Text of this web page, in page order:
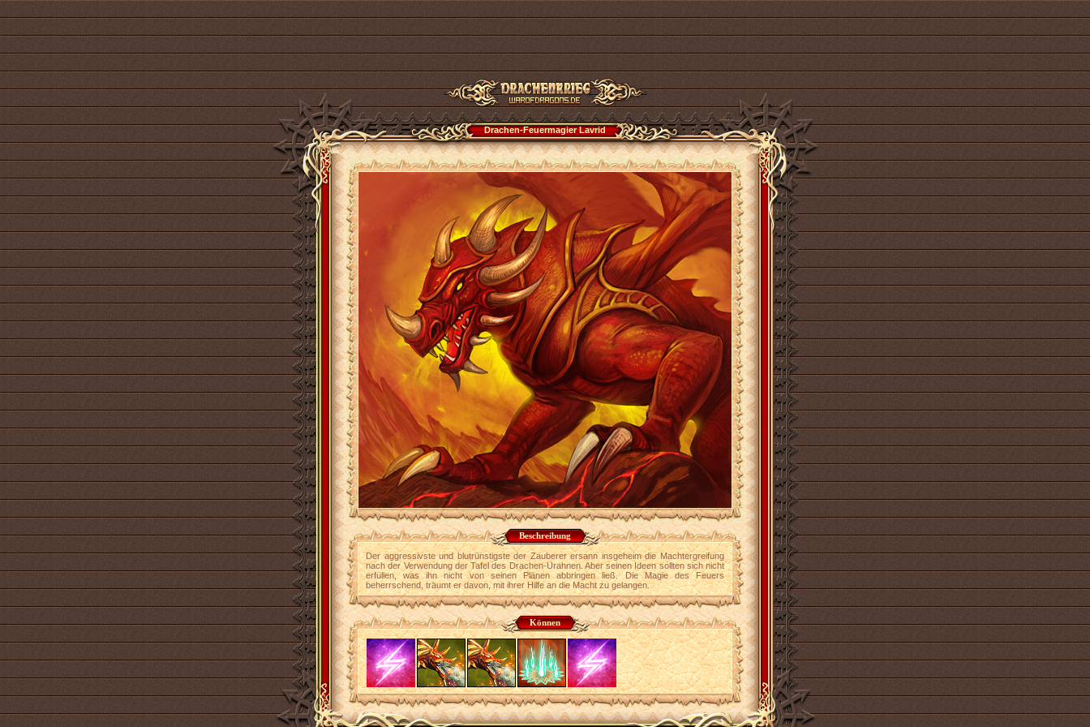
Drachen-Feuermagier Lavrid
Beschreibung
Der aggressivste und blutrünstigste der Zauberer ersann insgeheim die Machtergreifung
nach der Verwendung der Tafel des Drachen-Urahnen. Aber seinen Ideen sollten sich nicht
erfüllen, was ihn nicht von seinen Plänen abbringen ließ. Die Magie des Feuers
beherrschend, träumt er davon, mit ihrer Hilfe an die Macht zu gelangen.
Können